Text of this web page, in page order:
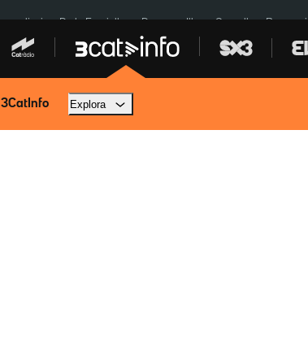
eclipsi De la Espriella Dos anys Illa Granollers Paraguai
3CatInfo Explora